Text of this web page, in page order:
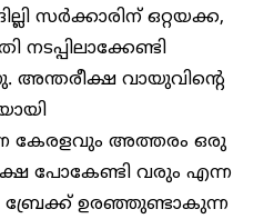
സർക്കാരിന് ഒറ്റയക്ക,
നടപ്പിലാക്കേണ്ടി
വായുവിന്റെ
കേരളവും അത്തരം ഒരു
പോകേണ്ടി വരും എന്ന
ഉരഞ്ഞുണ്ടാകുന്ന